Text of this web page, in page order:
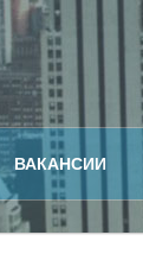
ВАКАНСИИ